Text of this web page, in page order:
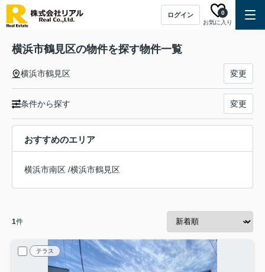
ログイン
お気に入り
0
横浜市鶴見区の物件を探す物件一覧
横浜市鶴見区 変更
条件から探す 変更
おすすめのエリア
横浜市南区 /横浜市鶴見区
1件
テラス